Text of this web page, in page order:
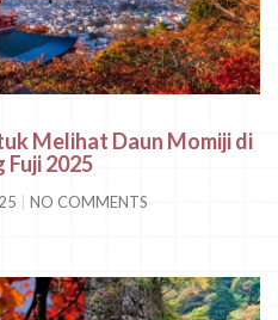
Melihat Daun Momiji di
Fuji 2025
NO COMMENTS